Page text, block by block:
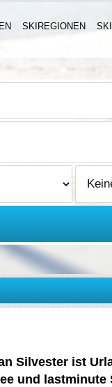
SKIREGIONEN
Silvester ist
und lastminute